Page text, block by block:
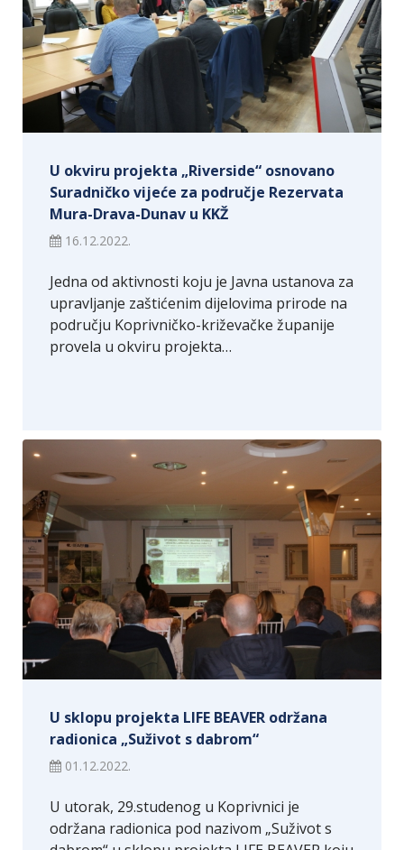
U okviru projekta „Riverside“ osnovano
Suradničko vijeće za područje Rezervata
Mura-Drava-Dunav u KKŽ
16.12.2022.
Jedna od aktivnosti koju je Javna ustanova za
upravljanje zaštićenim dijelovima prirode na
području Koprivničko-križevačke županije
provela u okviru projekta…
U sklopu projekta LIFE BEAVER održana
radionica „Suživot s dabrom“
01.12.2022.
U utorak, 29.studenog u Koprivnici je
održana radionica pod nazivom „Suživot s